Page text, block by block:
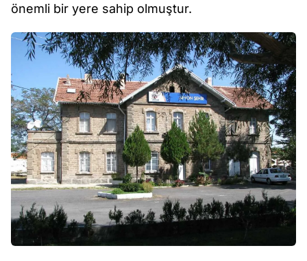
önemli bir yere sahip olmuştur.